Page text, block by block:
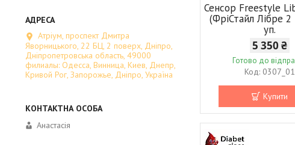
Сенсор Freestyle
(ФріСтайл Лібре
уп.
5 350 ₴
Готово до
0307_01
Купити
Атріум, проспект Дмитра
Яворницького, 22 БЦ, 2 поверх, Дніпро,
Дніпропетровська область, 49000
филиалы: Одесса, Винница, Киев, Днепр,
Кривой Рог, Запорожье, Дніпро, Україна
Анастасія